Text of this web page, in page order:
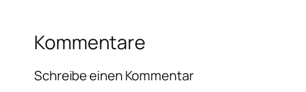
Kommentare
Schreibe einen Kommentar